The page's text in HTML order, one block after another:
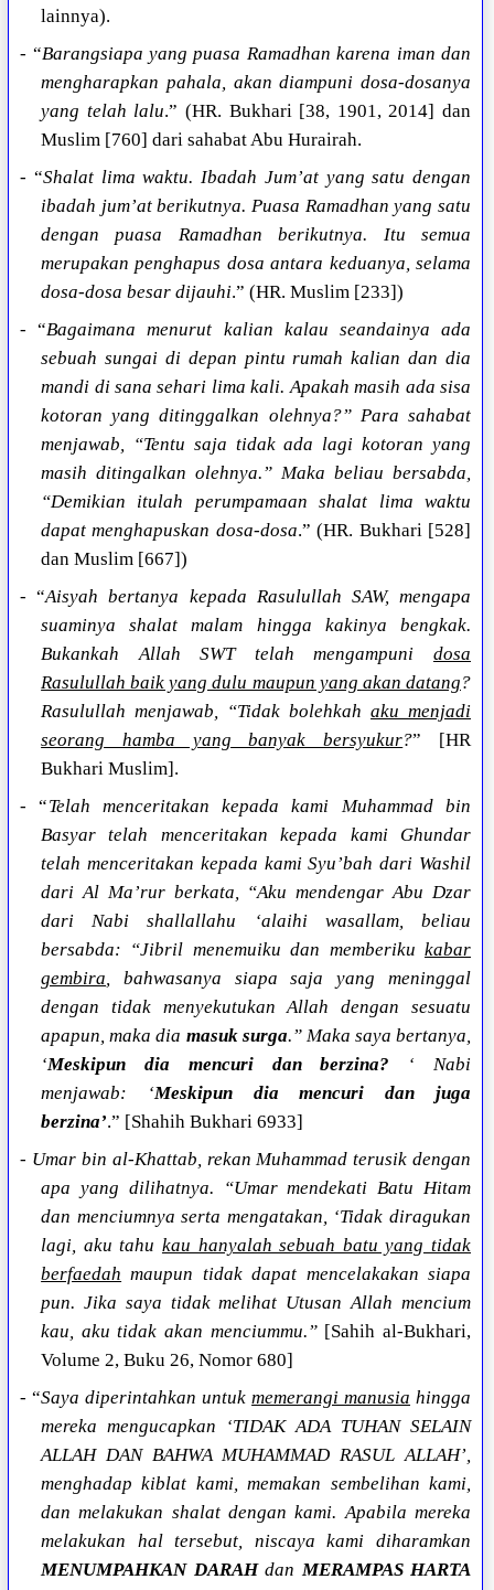
lainnya).
- “Barangsiapa yang puasa Ramadhan karena iman dan
mengharapkan pahala, akan diampuni dosa-dosanya
yang telah lalu.” (HR. Bukhari [38, 1901, 2014] dan
Muslim [760] dari sahabat Abu Hurairah.
- “Shalat lima waktu. Ibadah Jum’at yang satu dengan
ibadah jum’at berikutnya. Puasa Ramadhan yang satu
dengan puasa Ramadhan berikutnya. Itu semua
merupakan penghapus dosa antara keduanya, selama
dosa-dosa besar dijauhi.” (HR. Muslim [233])
- “Bagaimana menurut kalian kalau seandainya ada
sebuah sungai di depan pintu rumah kalian dan dia
mandi di sana sehari lima kali. Apakah masih ada sisa
kotoran yang ditinggalkan olehnya?” Para sahabat
menjawab, “Tentu saja tidak ada lagi kotoran yang
masih ditingalkan olehnya.” Maka beliau bersabda,
“Demikian itulah perumpamaan shalat lima waktu
dapat menghapuskan dosa-dosa.” (HR. Bukhari [528]
dan Muslim [667])
- “Aisyah bertanya kepada Rasulullah SAW, mengapa
suaminya shalat malam hingga kakinya bengkak.
Bukankah Allah SWT telah mengampuni dosa
Rasulullah baik yang dulu maupun yang akan datang?
Rasulullah menjawab, “Tidak bolehkahaku menjadi
seorang hamba yang banyak bersyukur?” [HR
Bukhari Muslim].
- “Telah menceritakan kepada kami Muhammad bin
Basyar telah menceritakan kepada kami Ghundar
telah menceritakan kepada kami Syu’bah dari Washil
dari Al Ma’rur berkata, “Aku mendengar Abu Dzar
dari Nabi shallallahu ‘alaihi wasallam, beliau
bersabda: “Jibril menemuiku dan memberiku kabar
gembira, bahwasanya siapa saja yang meninggal
dengan tidak menyekutukan Allah dengan sesuatu
apapun, maka dia masuk surga.” Maka saya bertanya,
‘Meskipun dia mencuri dan berzina? ‘ Nabi
menjawab: ‘Meskipun dia mencuri dan juga
berzina’.” [Shahih Bukhari 6933]
- Umar bin al-Khattab, rekan Muhammad terusik dengan
apa yang dilihatnya. “Umar mendekati Batu Hitam
dan menciumnya serta mengatakan, ‘Tidak diragukan
lagi, aku tahu kau hanyalah sebuah batu yang tidak
berfaedah maupun tidak dapat mencelakakan siapa
pun. Jika saya tidak melihat Utusan Allah mencium
kau, aku tidak akan menciummu.”[Sahih al-Bukhari,
Volume 2, Buku 26, Nomor 680]
- “Saya diperintahkan untukmemerangi manusia hingga
mereka mengucapkan ‘TIDAK ADA TUHAN SELAIN
ALLAH DAN BAHWA MUHAMMAD RASUL ALLAH’,
menghadap kiblat kami, memakan sembelihan kami,
dan melakukan shalat dengan kami. Apabila mereka
melakukan hal tersebut, niscaya kami diharamkan
MENUMPAHKAN DARAHdanMERAMPAS HARTA